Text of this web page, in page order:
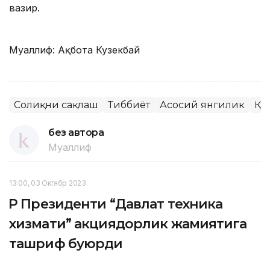
вазир.
Муаллиф: Ақбота Кузекбай
Соғлиқни сақлаш Тиббиёт Асосий янгилик ҚР
без автора
Муаллиф
13:00, 03 Октябр 2023
ҚР Президенти “Давлат техника
хизмати” акциядорлик жамиятига
ташриф буюрди